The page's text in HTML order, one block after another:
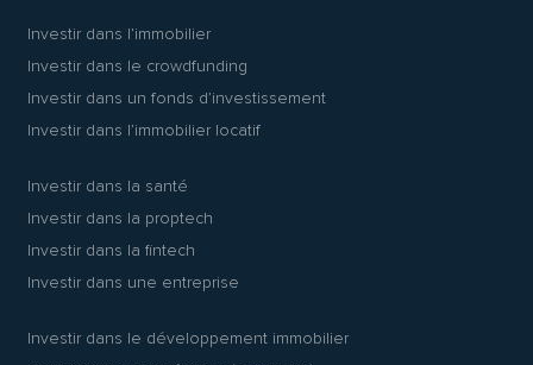
Investir dans l’immobilier
Investir dans le crowdfunding
Investir dans un fonds d’investissement
Investir dans l’immobilier locatif
Investir dans la santé
Investir dans la proptech
Investir dans la fintech
Investir dans une entreprise
Investir dans le développement immobilier